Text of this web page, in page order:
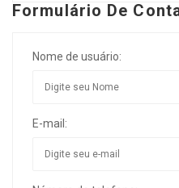
Formulário De
Nome de usuário:
E-mail: